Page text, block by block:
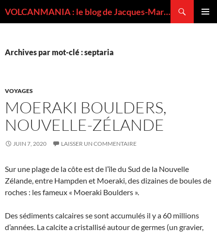
VOLCANMANIA : le blog de Jacques-Marie BARDINTZEFF, volcanologue
Archives par mot-clé : septaria
VOYAGES
MOERAKI BOULDERS,
NOUVELLE-ZÉLANDE
JUIN 7, 2020 LAISSER UN COMMENTAIRE
Sur une plage de la côte est de l’île du Sud de la Nouvelle
Zélande, entre Hampden et Moeraki, des dizaines de boules de
roches : les fameux « Moeraki Boulders ».
Des sédiments calcaires se sont accumulés il y a 60 millions
d’années. La calcite a cristallisé autour de germes (un gravier,